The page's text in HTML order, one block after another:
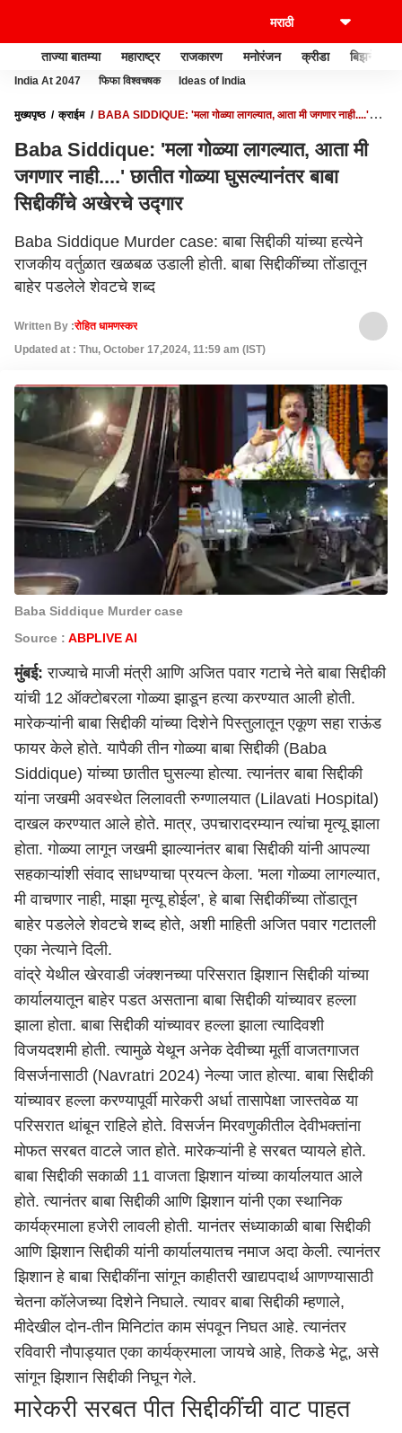
ताज्या बातम्या महाराष्ट्र राजकारण मनोरंजन क्रीडा बिझनेस
India At 2047 फिफा विश्वचषक Ideas of India
मुख्यपृष्ठ क्राईम
BABA SIDDIQUE: 'मला गोळ्या लागल्यात, आता मी जगणार नाही....'
Baba Siddique: 'मला गोळ्या लागल्यात, आता मी
जगणार नाही....' छातीत गोळ्या घुसल्यानंतर बाबा
सिद्दीकींचे अखेरचे उद्गार
Baba Siddique Murder case: बाबा सिद्दीकी यांच्या हत्येने
राजकीय वर्तुळात खळबळ उडाली होती. बाबा सिद्दीकींच्या तोंडातून
बाहेर पडलेले शेवटचे शब्द
Written By :रोहित धामणस्कर
Updated at : Thu, October 17,2024, 11:59 am (IST)
Baba Siddique Murder case
Source : ABPLIVE AI
मुंबई: राज्याचे माजी मंत्री आणि अजित पवार गटाचे नेते बाबा सिद्दीकी
यांची 12 ऑक्टोबरला गोळ्या झाडून हत्या करण्यात आली होती.
मारेकऱ्यांनी बाबा सिद्दीकी यांच्या दिशेने पिस्तुलातून एकूण सहा राऊंड
फायर केले होते. यापैकी तीन गोळ्या बाबा सिद्दीकी (Baba
Siddique) यांच्या छातीत घुसल्या होत्या. त्यानंतर बाबा सिद्दीकी
यांना जखमी अवस्थेत लिलावती रुग्णालयात (Lilavati Hospital)
दाखल करण्यात आले होते. मात्र, उपचारादरम्यान त्यांचा मृत्यू झाला
होता. गोळ्या लागून जखमी झाल्यानंतर बाबा सिद्दीकी यांनी आपल्या
सहकाऱ्यांशी संवाद साधण्याचा प्रयत्न केला. 'मला गोळ्या लागल्यात,
मी वाचणार नाही, माझा मृत्यू होईल', हे बाबा सिद्दीकींच्या तोंडातून
बाहेर पडलेले शेवटचे शब्द होते, अशी माहिती अजित पवार गटातली
एका नेत्याने दिली.
वांद्रे येथील खेरवाडी जंक्शनच्या परिसरात झिशान सिद्दीकी यांच्या
कार्यालयातून बाहेर पडत असताना बाबा सिद्दीकी यांच्यावर हल्ला
झाला होता. बाबा सिद्दीकी यांच्यावर हल्ला झाला त्यादिवशी
विजयदशमी होती. त्यामुळे येथून अनेक देवीच्या मूर्ती वाजतगाजत
विसर्जनासाठी (Navratri 2024) नेल्या जात होत्या. बाबा सिद्दीकी
यांच्यावर हल्ला करण्यापूर्वी मारेकरी अर्धा तासापेक्षा जास्तवेळ या
परिसरात थांबून राहिले होते. विसर्जन मिरवणुकीतील देवीभक्तांना
मोफत सरबत वाटले जात होते. मारेकऱ्यांनी हे सरबत प्यायले होते.
बाबा सिद्दीकी सकाळी 11 वाजता झिशान यांच्या कार्यालयात आले
होते. त्यानंतर बाबा सिद्दीकी आणि झिशान यांनी एका स्थानिक
कार्यक्रमाला हजेरी लावली होती. यानंतर संध्याकाळी बाबा सिद्दीकी
आणि झिशान सिद्दीकी यांनी कार्यालयातच नमाज अदा केली. त्यानंतर
झिशान हे बाबा सिद्दीकींना सांगून काहीतरी खाद्यपदार्थ आणण्यासाठी
चेतना कॉलेजच्या दिशेने निघाले. त्यावर बाबा सिद्दीकी म्हणाले,
मीदेखील दोन-तीन मिनिटांत काम संपवून निघत आहे. त्यानंतर
रविवारी नौपाड्यात एका कार्यक्रमाला जायचे आहे, तिकडे भेटू, असे
सांगून झिशान सिद्दीकी निघून गेले.
मारेकरी सरबत पीत सिद्दीकींची वाट पाहत